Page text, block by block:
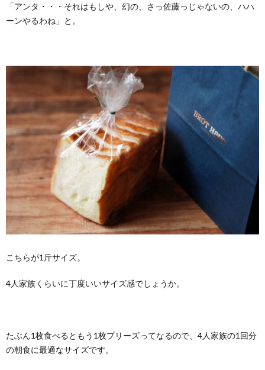
「アンタ・・・それはもしや、幻の、さっ佐藤っじゃないの、ハハ
ーンやるわね」と。
こちらが1斤サイズ。
4人家族くらいに丁度いいサイズ感でしょうか。
たぶん1枚食べるともう1枚プリーズってなるので、4人家族の1回分
の朝食に最適なサイズです。